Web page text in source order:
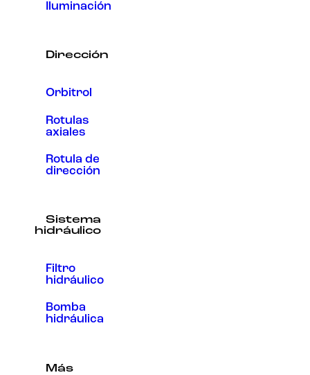
Iluminación
Dirección
Orbitrol
Rotulas
axiales
Rotula de
dirección
Sistema
hidráulico
Filtro
hidráulico
Bomba
hidráulica
Más